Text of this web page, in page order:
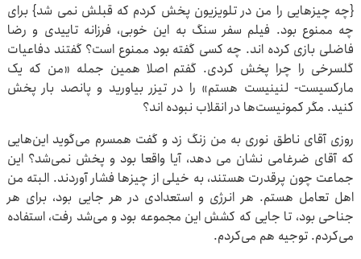
{چه چیزهایی را من در تلویزیون پخش کردم که قبلش نمی شد} برای
چه ممنوع بود. فیلم سفر سنگ به این خوبی، فرزانه تاییدی و رضا
فاضلی بازی کرده اند. چه کسی گفته بود ممنوع است؟ گفتند دفاعیات
گلسرخی را چرا پخش کردی. گفتم اصلا همین جمله «من که یک
مارکسیست- لنینیست هستم» را در تیزر بیاورید و پانصد بار پخش
کنید. مگر کمونیست‌ها در انقلاب نبوده اند؟
روزی آقای ناطق نوری به من زنگ زد و گفت همسرم می‌گوید این‌هایی
که آقای ضرغامی نشان می دهد، آیا واقعا بود و پخش نمی‌شد؟ این
جماعت چون پرقدرت هستند، به خیلی از چیزها فشار آوردند. البته من
اهل تعامل هستم. هر انرژی و استعدادی در هر جایی بود، برای هر
جناحی بود، تا جایی که کشش این مجموعه بود و می‌شد رفت، استفاده
می‌کردم. توجیه هم می‌کردم.